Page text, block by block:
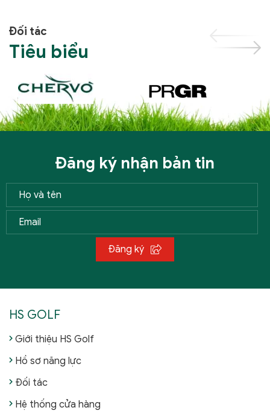
Đối tác
Tiêu biểu
Đăng ký nhận bản tin
Đăng ký
HS GOLF
Giới thiệu HS Golf
Hồ sơ năng lực
Đối tác
Hệ thống cửa hàng